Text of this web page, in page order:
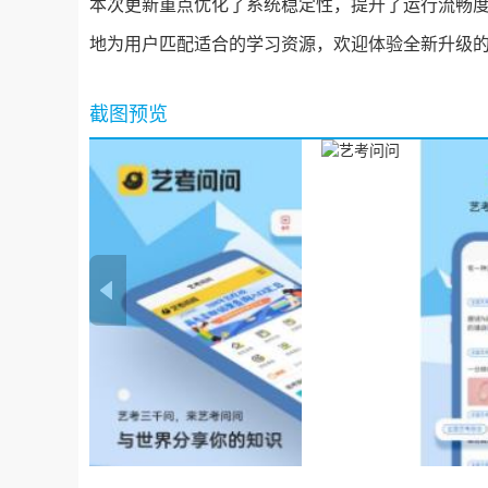
本次更新重点优化了系统稳定性，提升了运行流畅
地为用户匹配适合的学习资源，欢迎体验全新升级
截图预览